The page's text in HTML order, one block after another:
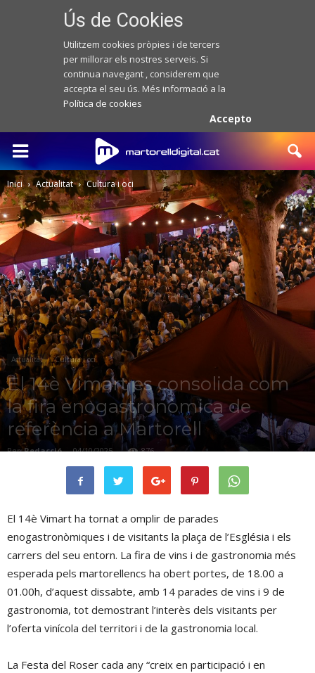
Ús de Cookies
Utilitzem cookies pròpies i de tercers
per millorar els nostres serveis. Si
continua navegant , considerem que
accepta el seu ús. Més informació a la
Política de cookies
Accepto
Inici Actualitat Cultura i oci
Actualitat Cultura i oci
El 14è Vimart es consolida com
la fira enogastronòmica de
referència a Martorell
Per Redacció - 04/10/2025 876
El 14è Vimart ha tornat a omplir de parades
enogastronòmiques i de visitants la plaça de l’Església i els
carrers del seu entorn. La fira de vins i de gastronomia més
esperada pels martorellencs ha obert portes, de 18.00 a
01.00h, d’aquest dissabte, amb 14 parades de vins i 9 de
gastronomia, tot demostrant l’interès dels visitants per
l’oferta vinícola del territori i de la gastronomia local.
La Festa del Roser cada any “creix en participació i en